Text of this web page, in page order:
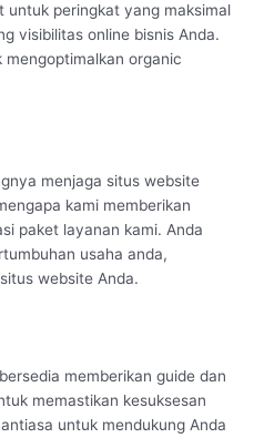
untuk peringkat yang maksimal
visibilitas online bisnis Anda.
organic
menjaga situs website
kami memberikan
paket layanan kami. Anda
usaha anda,
website Anda.
memberikan guide dan
memastikan kesuksesan
untuk mendukung Anda